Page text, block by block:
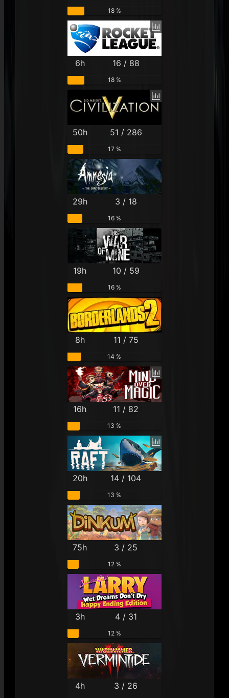
18 %
6h 16 / 88
18 %
50h 51 / 286
17 %
29h 3 / 18
16 %
19h 10 / 59
16 %
8h 11 / 75
14 %
16h 11 / 82
13 %
20h 14 / 104
13 %
75h 3 / 25
12 %
3h 4 / 31
12 %
4h 3 / 26